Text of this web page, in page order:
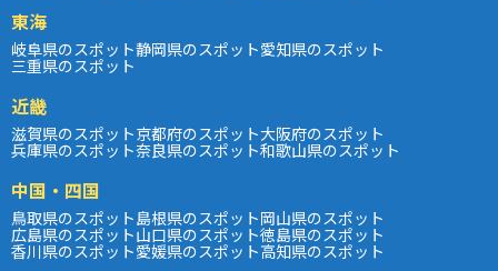
東海
岐阜県のスポット静岡県のスポット愛知県のスポット
三重県のスポット
近畿
滋賀県のスポット京都府のスポット大阪府のスポット
兵庫県のスポット奈良県のスポット和歌山県のスポット
中国・四国
鳥取県のスポット島根県のスポット岡山県のスポット
広島県のスポット山口県のスポット徳島県のスポット
香川県のスポット愛媛県のスポット高知県のスポット